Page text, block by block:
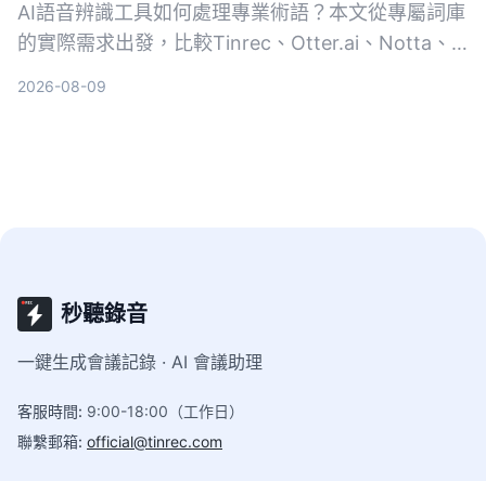
AI語音辨識工具如何處理專業術語？本文從專屬詞庫
的實際需求出發，比較Tinrec、Otter.ai、Notta、
2026-08-09
秒聽錄音
一鍵生成會議記錄 · AI 會議助理
客服時間: 9:00-18:00（工作日）
聯繫郵箱: official@tinrec.com